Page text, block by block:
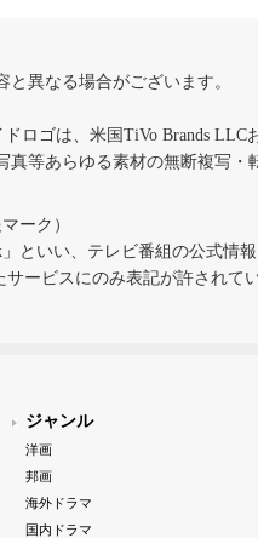
異なる場合がございます。
ロゴは、米国TiVo Brands
等あらゆる素材の無断複写・
ーク）
といい、テレビ番組の公式情
サービスにのみ表記が許されて
ジャンル
洋画
邦画
海外ドラマ
国内ドラマ